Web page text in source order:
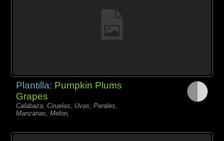
Plantilla: Pumpkin Plums
Grapes
Calabaza, Ciruelas, Uvas, Perales,
Manzanas, Melon,